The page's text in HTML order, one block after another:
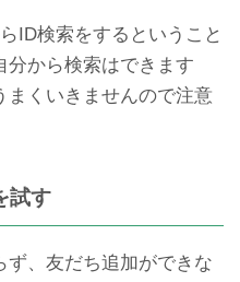
ID検索をするということ
分から検索はできます
まくいきませんので注意
試す
、友だち追加ができな